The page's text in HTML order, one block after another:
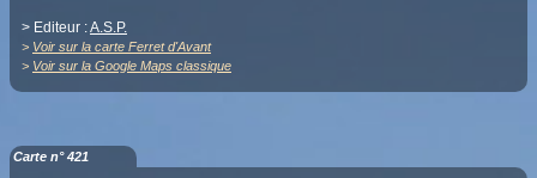
> Editeur :A.S.P.
> Voir sur la carte Ferret d'Avant
> Voir sur la Google Maps classique
Carte n° 421